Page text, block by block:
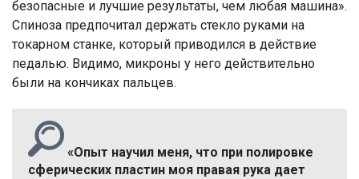
безопасные и лучшие результаты, чем любая машина».
Спиноза предпочитал держать стекло руками на
токарном станке, который приводился в действие
педалью. Видимо, микроны у него действительно
были на кончиках пальцев.
«Опыт научил меня, что при полировке
сферических пластин моя правая рука дает